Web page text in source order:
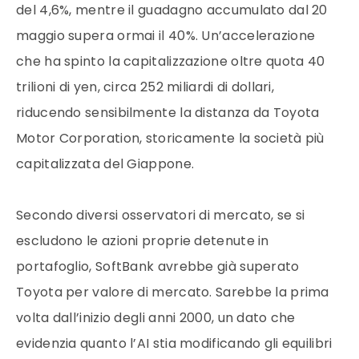
del 4,6%, mentre il guadagno accumulato dal 20
maggio supera ormai il 40%. Un’accelerazione
che ha spinto la capitalizzazione oltre quota 40
trilioni di yen, circa 252 miliardi di dollari,
riducendo sensibilmente la distanza da Toyota
Motor Corporation, storicamente la società più
capitalizzata del Giappone.
Secondo diversi osservatori di mercato, se si
escludono le azioni proprie detenute in
portafoglio, SoftBank avrebbe già superato
Toyota per valore di mercato. Sarebbe la prima
volta dall’inizio degli anni 2000, un dato che
evidenzia quanto l’AI stia modificando gli equilibri